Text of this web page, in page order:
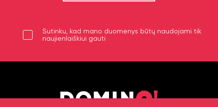
Sutinku, kad mano duomenys būtų naudojami tik
naujienlaiškiui gauti